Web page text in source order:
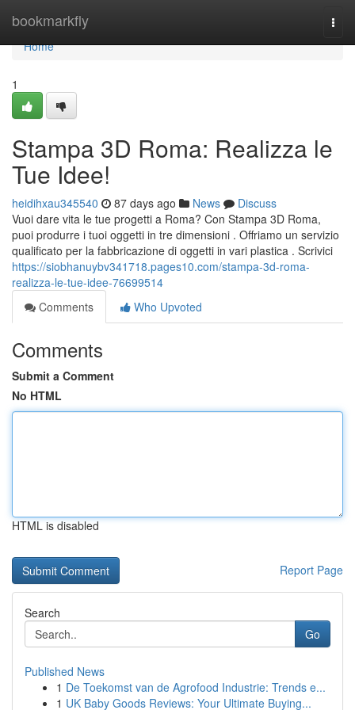
bookmarkfly
Home
Home
1
Stampa 3D Roma: Realizza le
Tue Idee!
heidihxau345540 87 days ago News
Discuss
Vuoi dare vita le tue progetti a Roma? Con Stampa 3D Roma,
puoi produrre i tuoi oggetti in tre dimensioni . Offriamo un servizio
qualificato per la fabbricazione di oggetti in vari plastica . Scrivici
https://siobhanuybv341718.pages10.com/stampa-3d-roma-
realizza-le-tue-idee-76699514
Comments
Who Upvoted
Comments
Submit a Comment
No HTML
HTML is disabled
Report Page
Search
Go
Published News
1 De Toekomst van de Agrofood Industrie: Trends e...
1 UK Baby Goods Reviews: Your Ultimate Buying...